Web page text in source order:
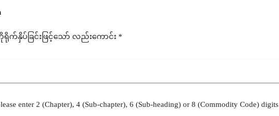
က်နှိပ်ခြင်းဖြင့်သော် လည်းကောင်း *
enter 2 (Chapter), 4 (Sub-chapter), 6 (Sub-heading) or 8 (Commodity Code) digits